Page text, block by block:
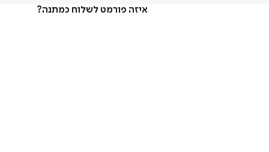
איזה פורמט לשלוח כמתנה?